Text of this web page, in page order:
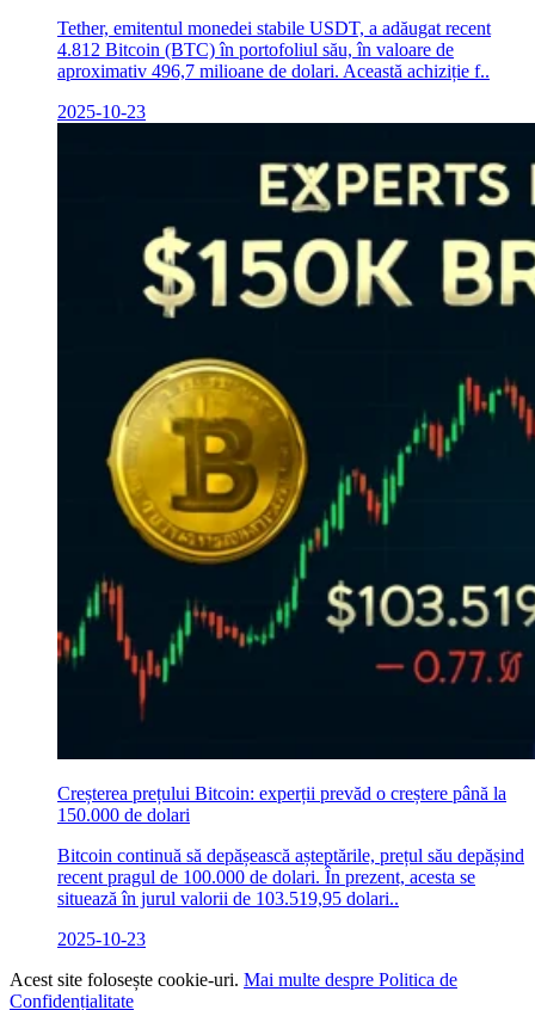
Tether, emitentul monedei stabile USDT, a adăugat recent
4.812 Bitcoin (BTC) în portofoliul său, în valoare de
aproximativ 496,7 milioane de dolari. Această achiziție f..
2025-10-23
Creșterea prețului Bitcoin: experții prevăd o creștere până la
150.000 de dolari
Bitcoin continuă să depășească așteptările, prețul său depășind
recent pragul de 100.000 de dolari. În prezent, acesta se
situează în jurul valorii de 103.519,95 dolari..
2025-10-23
Acest site folosește cookie-uri. Mai multe despre Politica de
Confidențialitate